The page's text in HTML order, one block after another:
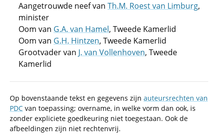
Aangetrouwde neef van Th.M. Roest van Limburg,
minister
Oom van G.A. van Hamel, Tweede Kamerlid
Oom van G.H. Hintzen, Tweede Kamerlid
Grootvader van J. van Vollenhoven, Tweede
Kamerlid
Op bovenstaande tekst en gegevens zijn auteursrechten van
PDC van toepassing; overname, in welke vorm dan ook, is
zonder expliciete goedkeuring niet toegestaan. Ook de
afbeeldingen zijn niet rechtenvrij.